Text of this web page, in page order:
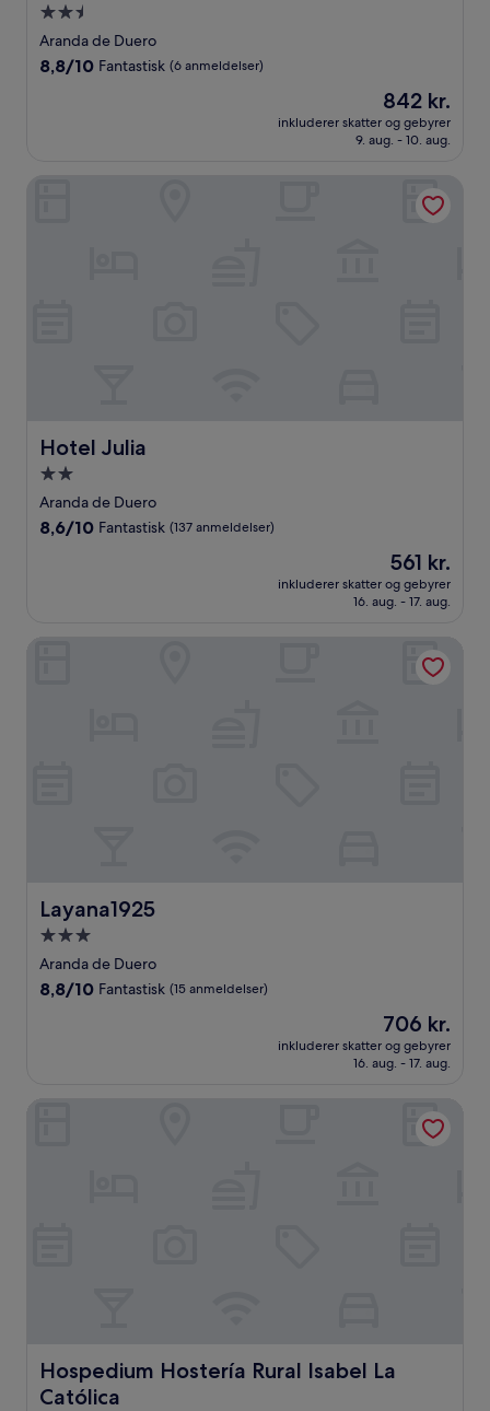
2.5-
stjernet
overnatningssted
Aranda de Duero
8.8
anmeldelser)
8,8/10 Fantastisk (6 anmeldelser)
Prisen
er
842 kr.
842 kr.
inkluderer skatter og gebyrer
9. aug. - 10. aug.
Hotel Julia
Hotel Julia
2.0-
stjernet
overnatningssted
Aranda de Duero
8.6
anmeldelser)
8,6/10 Fantastisk (137 anmeldelser)
Prisen
er
561 kr.
561 kr.
inkluderer skatter og gebyrer
16. aug. - 17. aug.
Layana1925
Layana1925
3.0-
stjernet
overnatningssted
Aranda de Duero
8.8
anmeldelser)
8,8/10 Fantastisk (15 anmeldelser)
Prisen
er
706 kr.
706 kr.
inkluderer skatter og gebyrer
16. aug. - 17. aug.
Hospedium Hostería Rural Isabel La
Católica
Hospedium Hostería Rural Isabel La Católica